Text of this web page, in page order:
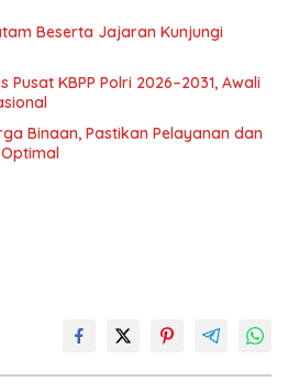
Beserta Jajaran Kunjungi
KBPP Polri 2026–2031, Awali
Binaan, Pastikan Pelayanan dan